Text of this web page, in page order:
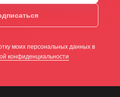
моих персональных данных в
конфиденциальности